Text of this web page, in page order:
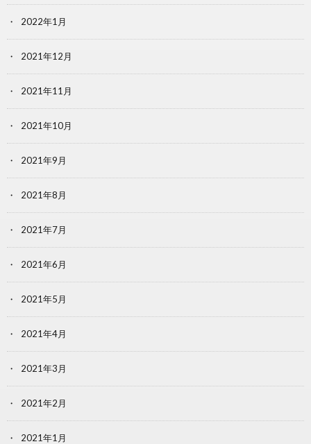
2022年1月
2021年12月
2021年11月
2021年10月
2021年9月
2021年8月
2021年7月
2021年6月
2021年5月
2021年4月
2021年3月
2021年2月
2021年1月